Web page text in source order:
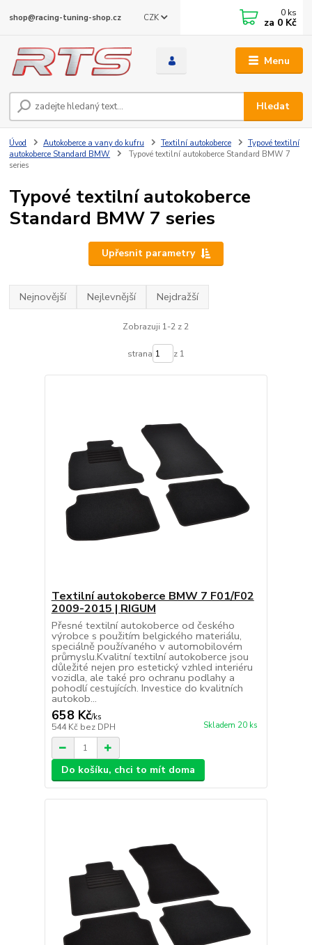
Menu
CZK
Hledat
shop@racing-tuning-shop.cz 0 ks
za 0 Kč
Úvod Autokoberce a vany do kufru Textilní autokoberce
Typové textilní
autokoberce Standard BMW
Typové textilní autokoberce Standard BMW 7
series
Typové textilní autokoberce
Standard BMW 7 series
Upřesnit parametry
Nejnovější Nejlevnější Nejdražší
Zobrazuji 1-2 z 2
strana z 1
Textilní autokoberce BMW 7 F01/F02
2009-2015 | RIGUM
Přesné textilní autokoberce od českého
výrobce s použitím belgického materiálu,
speciálně používaného v automobilovém
průmyslu.Kvalitní textilní autokoberce jsou
důležité nejen pro estetický vzhled interiéru
vozidla, ale také pro ochranu podlahy a
pohodlí cestujících. Investice do kvalitních
autokob...
658 Kč/ks
544 Kč bez DPH Skladem 20 ks
Do košíku, chci to mít doma